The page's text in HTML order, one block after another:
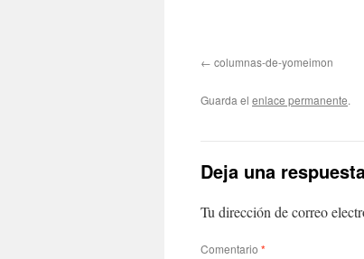
columnas-de-yomeimon
Guarda el enlace permanente.
Deja una
Tu dirección de correo
Comentario *